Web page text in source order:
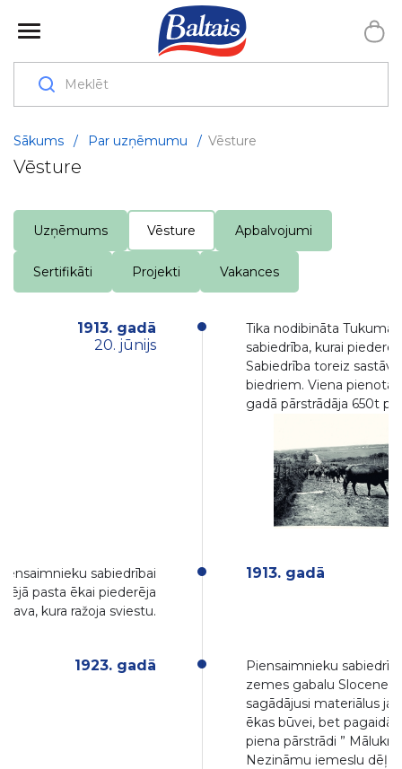
Sākums / Par uzņēmumu / Vēsture
Vēsture
Uzņēmums Vēsture Apbalvojumi
Sertifikāti Projekti Vakances
1913. gadā
20. jūnijs
Tika nodibināta Tukuma
sabiedrība, kurai
Sabiedrība toreiz
biedriem. Viena
gadā pārstrādāja 650t
1913. gadā
sabiedrībai
pasta ēkai piederēja
kura ražoja sviestu.
1923. gadā
Piensaimnieku
zemes gabalu Slocenes
sagādājusi materiālus
ēkas būvei, bet
piena pārstrādi ”
Nezināmu iemeslu dēļ